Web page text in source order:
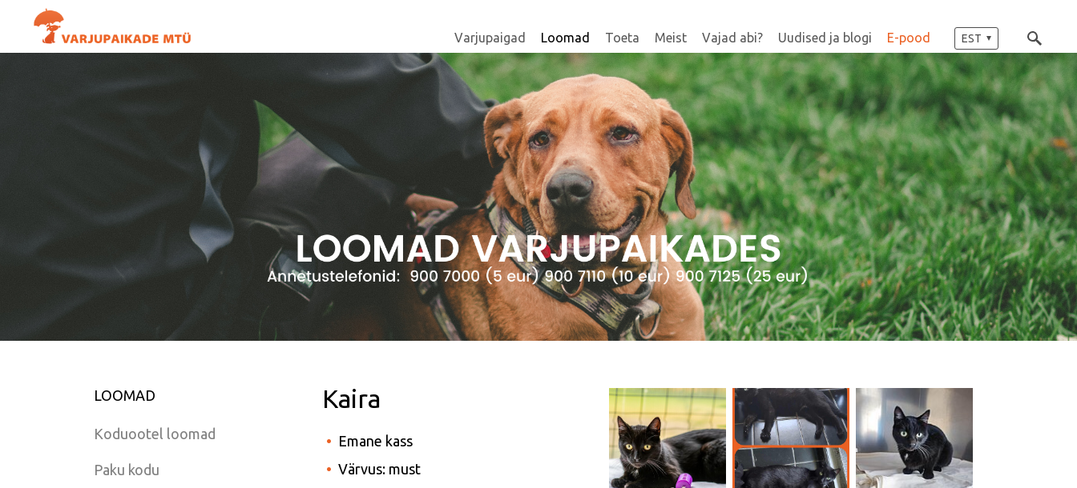
Varjupaigad Loomad Toeta Meist Vajad abi? Uudised ja blogi E-pood EST
LOOMAD
Koduootel loomad
Paku kodu
Kaira
Emane kass
Värvus: must